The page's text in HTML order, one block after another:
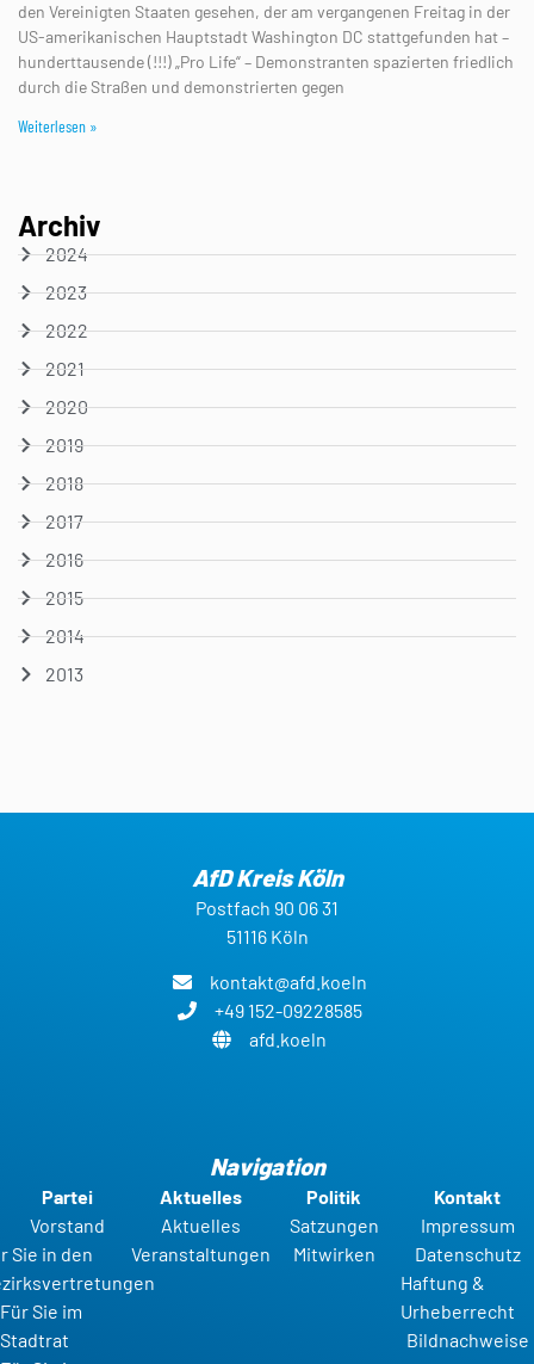
den Vereinigten Staaten gesehen, der am vergangenen Freitag in der
US-amerikanischen Hauptstadt Washington DC stattgefunden hat –
hunderttausende (!!!) „Pro Life“ – Demonstranten spazierten friedlich
durch die Straßen und demonstrierten gegen
Weiterlesen »
Archiv
2024
2023
2022
2021
2020
2019
2018
2017
2016
2015
2014
2013
AfD Kreis Köln
Postfach 90 06 31
51116 Köln
kontakt@afd.koeln
+49 152-09228585
afd.koeln
Navigation
Partei
Vorstand
Sie in den
Für Sie im
Stadtrat
Aktuelles
Aktuelles
Veranstaltungen
Politik
Satzungen
Mitwirken
Kontakt
Impressum
Datenschutz
Haftung &
Urheberrecht
Bildnachweise